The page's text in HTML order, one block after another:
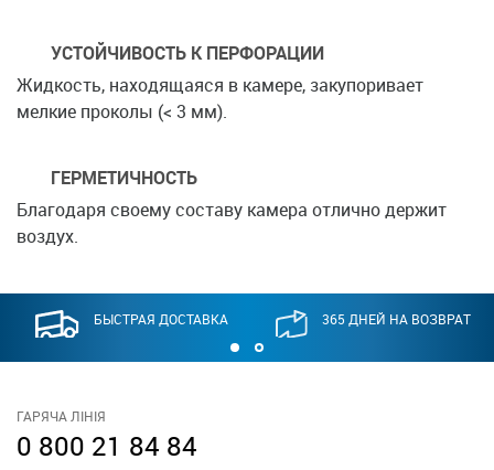
УСТОЙЧИВОСТЬ К ПЕРФОРАЦИИ
Жидкость, находящаяся в камере, закупоривает
мелкие проколы (< 3 мм).
ГЕРМЕТИЧНОСТЬ
Благодаря своему составу камера отлично держит
воздух.
БЫСТРАЯ ДОСТАВКА 365 ДНЕЙ НА ВОЗВРАТ
ГАРЯЧА ЛІНІЯ
0 800 21 84 84